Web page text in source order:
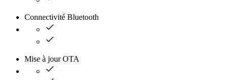
Connectivité Bluetooth
Mise à jour OTA